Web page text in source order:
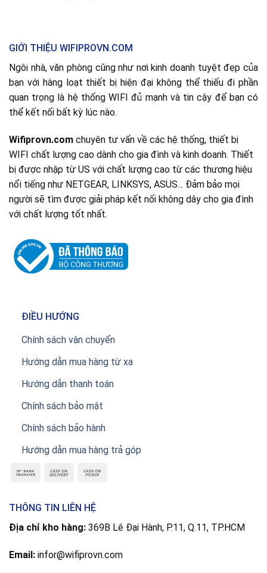
GIỚI THIỆU WIFIPROVN.COM
Ngôi nhà, văn phòng cũng như nơi kinh doanh tuyệt đẹp của
bạn với hàng loạt thiết bị hiện đại không thể thiếu đi phần
quan trọng là hệ thống WIFI đủ mạnh và tin cậy để bạn có
thể kết nối bất kỳ lúc nào.
Wifiprovn.com chuyên tư vấn về các hệ thống, thiết bị
WIFI chất lượng cao dành cho gia đình và kinh doanh. Thiết
bị được nhập từ US với chất lượng cao từ các thương hiệu
nổi tiếng như NETGEAR, LINKSYS, ASUS... Đảm bảo mọi
người sẽ tìm được giải pháp kết nối không dây cho gia đình
với chất lượng tốt nhất.
ĐIỀU HƯỚNG
Chính sách vận chuyển
Hướng dẫn mua hàng từ xa
Hướng dẫn thanh toán
Chính sách bảo mật
Chính sách bảo hành
Hướng dẫn mua hàng trả góp
THÔNG TIN LIÊN HỆ
Địa chỉ kho hàng: 369B Lê Đại Hành, P.11, Q.11, TP.HCM
Email: infor@wifiprovn.com